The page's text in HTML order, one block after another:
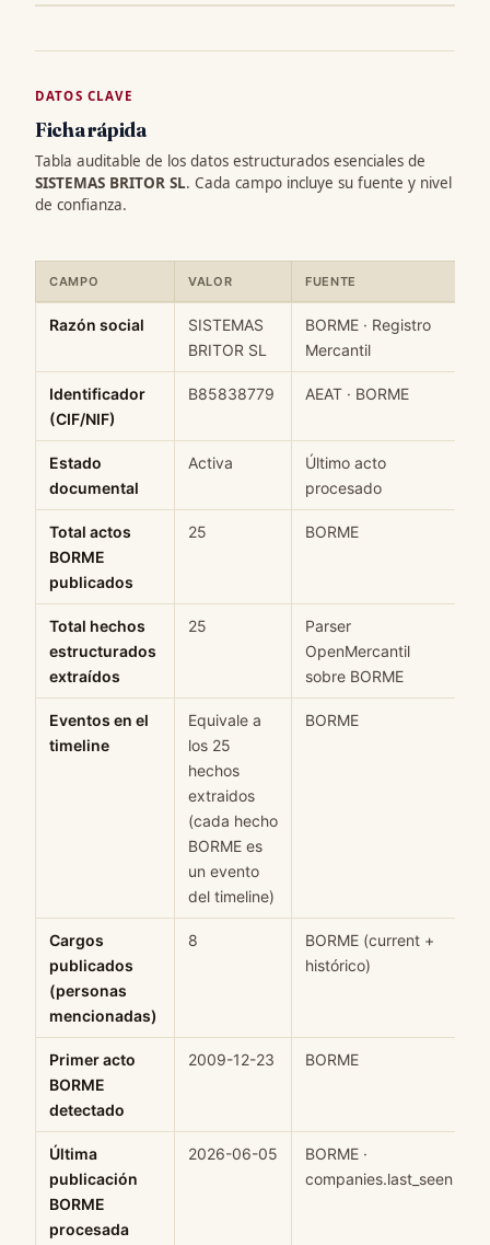
DATOS CLAVE
Ficha rápida
Tabla auditable de los datos estructurados esenciales de
SISTEMAS BRITOR SL. Cada campo incluye su fuente y nivel
de confianza.
CAMPO VALOR FUENTE
Razón social
SISTEMAS
BRITOR SL
BORME · Registro
Mercantil
Identificador
(CIF/NIF)
B85838779 AEAT · BORME
Estado
documental
Activa
Último acto
procesado
Total actos
BORME
publicados
25 BORME
Total hechos
estructurados
extraídos
25
Parser
OpenMercantil
sobre BORME
Eventos en el
timeline
Equivale a
los 25
hechos
extraidos
(cada hecho
BORME es
un evento
del timeline)
BORME
Cargos
publicados
(personas
mencionadas)
8
BORME (current +
histórico)
Primer acto
BORME
detectado
2009-12-23 BORME
Última
publicación
BORME
procesada
2026-06-05
BORME ·
companies.last_seen